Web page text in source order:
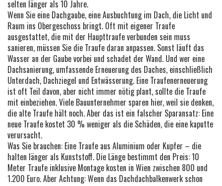
selten länger als 10 Jahre.
Wenn Sie eine Dachgaube, eine Ausbuchtung im Dach, die Licht und
Raum ins Obergeschoss bringt. Oft mit eigener Traufe
ausgestattet, die mit der Haupttraufe verbunden sein muss
sanieren, müssen Sie die Traufe daran anpassen. Sonst läuft das
Wasser an der Gaube vorbei und schadet der Wand. Und wer eine
Dachsanierung, umfassende Erneuerung des Daches, einschließlich
Unterdach, Dachziegel und Entwässerung. Eine Traufenerneuerung
ist oft Teil davon, aber nicht immer nötigplant, sollte die Traufe
mit einbeziehen. Viele Bauunternehmer sparen hier, weil sie denken,
die alte Traufe hält noch. Aber das ist ein falscher Sparansatz: Eine
neue Traufe kostet 30 % weniger als die Schäden, die eine kaputte
verursacht.
Was Sie brauchen: Eine Traufe aus Aluminium oder Kupfer – die
halten länger als Kunststoff. Die Länge bestimmt den Preis: 10
Meter Traufe inklusive Montage kosten in Wien zwischen 800 und
1.200 Euro. Aber Achtung: Wenn das Dachdachbalkenwerk schon